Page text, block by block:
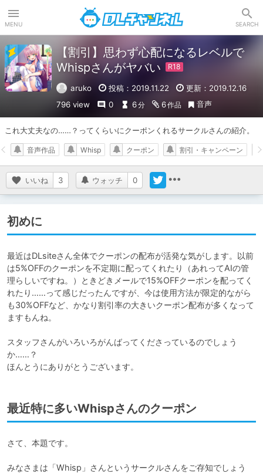
MENU SEARCH
【割引】思わず心配になるレベルで
Whispさんがヤバい
aruko 投稿：2019.11.22
更新：2019.12.16
796 view
0 6分 6作品 音声
これ大丈夫なの……？ってくらいにクーポンくれるサークルさんの紹介。
いいね 3 ウォッチ 0
音声作品 Whisp クーポン 割引・キャンペーン
初めに
最近はDLsiteさん全体でクーポンの配布が活発な気がします。以前
は5%OFFのクーポンを不定期に配ってくれたり（あれってAIの管
理らしいですね。）ときどきメールで15%OFFクーポンを配ってく
れたり……って感じだったんですが、今は使用方法が限定的ながら
も30%OFFなど、かなり割引率の大きいクーポン配布が多くなって
ますもんね。
スタッフさんがいろいろがんばってくださっているのでしょう
か……？
ほんとうにありがとうございます。
最近特に多いWhispさんのクーポン
さて、本題です。
みなさまは「Whisp」さんというサークルさんをご存知でしょう